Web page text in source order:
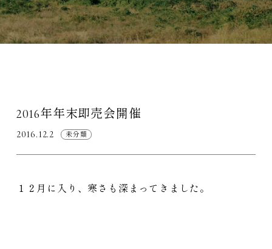
2016年年末即売会開催
2016.12.2 未分類
１２月に入り、寒さも深まってきました。